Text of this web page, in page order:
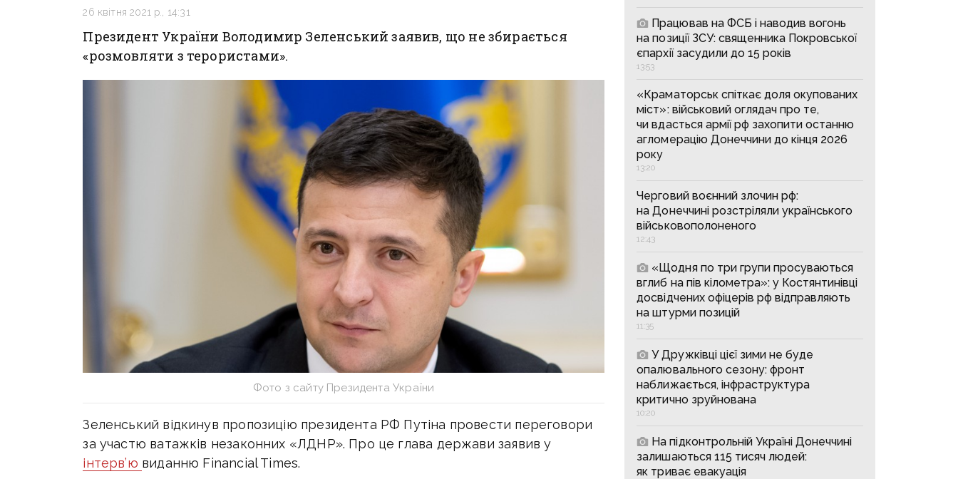
26 квітня 2021 р., 14:31
Президент України Володимир Зеленський заявив, що не збирається
«розмовляти з терористами».
Фото з сайту Президента України
Зеленський відкинув пропозицію президента РФ Путіна провести переговори
за участю ватажків незаконних «ЛДНР». Про це глава держави заявив у
інтерв’ю виданню Financial Times.
Працював на ФСБ і наводив вогонь
на позиції ЗСУ: священника Покровської
єпархії засудили до 15 років
13:53
«Краматорськ спіткає доля окупованих
міст»: військовий оглядач про те,
чи вдасться армії рф захопити останню
агломерацію Донеччини до кінця 2026
року
13:20
Черговий воєнний злочин рф:
на Донеччині розстріляли українського
військовополоненого
12:43
«Щодня по три групи просуваються
вглиб на пів кілометра»: у Костянтинівці
досвідчених офіцерів рф відправляють
на штурми позицій
11:35
У Дружківці цієї зими не буде
опалювального сезону: фронт
наближається, інфраструктура
критично зруйнована
10:20
На підконтрольній Україні Донеччині
залишаються 115 тисяч людей:
як триває евакуація